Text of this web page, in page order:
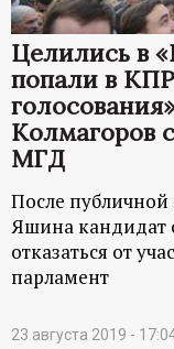
Целились в
попали в
Колмагоров
МГД
После
Яшина кандидат
отказаться от
парламент
23 августа 2019 -